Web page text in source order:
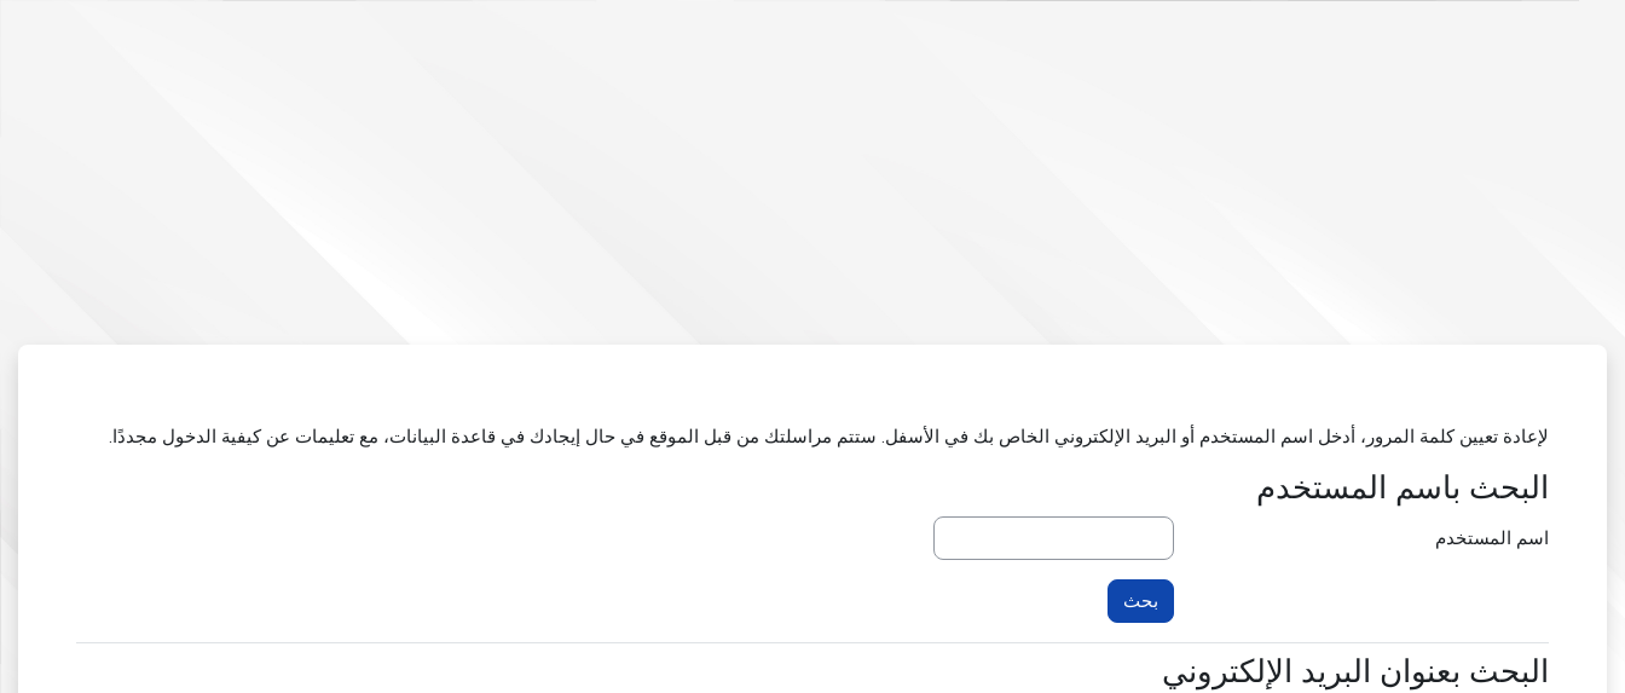
لإعادة تعيين كلمة المرور، أدخل اسم المستخدم أو البريد الإلكتروني الخاص بك في الأسفل. ستتم مراسلتك من قبل الموقع في حال إيجادك في قاعدة البيانات، مع تعليمات عن كيفية الدخول مجددًا.
البحث باسم المستخدم
البحث باسم المستخدم
اسم المستخدم
البحث بعنوان البريد الإلكتروني
البحث بعنوان البريد الإلكتروني